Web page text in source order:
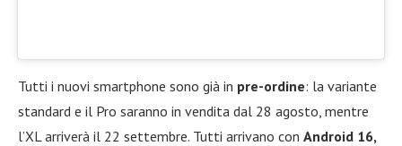
Tutti i nuovi smartphone sono già in pre-ordine: la variante
standard e il Pro saranno in vendita dal 28 agosto, mentre
l’XL arriverà il 22 settembre. Tutti arrivano con Android 16,